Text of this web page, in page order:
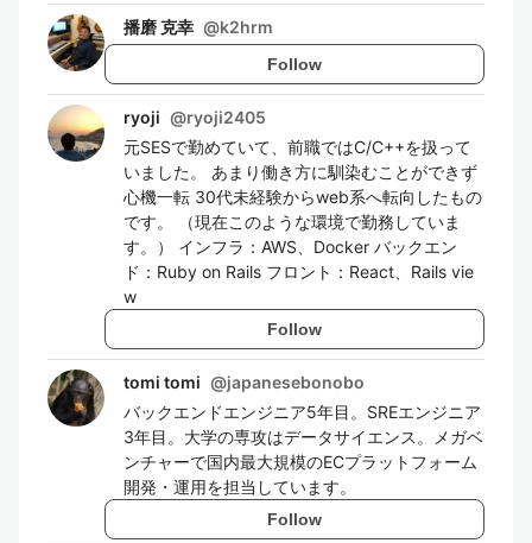
播磨 克幸 @k2hrm
Follow
ryoji @ryoji2405
元SESで勤めていて、前職ではC/C++を扱って
いました。 あまり働き方に馴染むことができず
心機一転 30代未経験からweb系へ転向したもの
です。 （現在このような環境で勤務していま
す。） インフラ：AWS、Docker バックエン
ド：Ruby on Rails フロント：React、Rails vie
w
Follow
tomi tomi @japanesebonobo
バックエンドエンジニア5年目。SREエンジニア
3年目。大学の専攻はデータサイエンス。メガベ
ンチャーで国内最大規模のECプラットフォーム
開発・運用を担当しています。
Follow